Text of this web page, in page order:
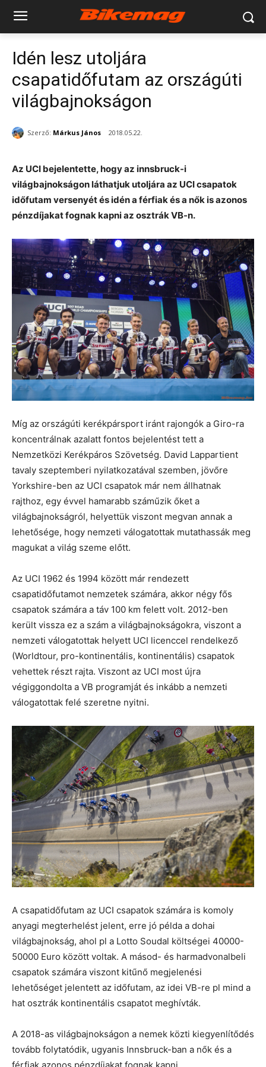
Idén lesz utoljára
csapatidőfutam az országúti
világbajnokságon
Szerző: Márkus János 2018.05.22.
Az UCI bejelentette, hogy az innsbruck-i
világbajnokságon láthatjuk utoljára az UCI csapatok
időfutam versenyét és idén a férfiak és a nők is azonos
pénzdíjakat fognak kapni az osztrák VB-n.
Míg az országúti kerékpársport iránt rajongók a Giro-ra
koncentrálnak azalatt fontos bejelentést tett a
Nemzetközi Kerékpáros Szövetség. David Lappartient
tavaly szeptemberi nyilatkozatával szemben, jövőre
Yorkshire-ben az UCI csapatok már nem állhatnak
rajthoz, egy évvel hamarabb száműzik őket a
világbajnokságról, helyettük viszont megvan annak a
lehetősége, hogy nemzeti válogatottak mutathassák meg
magukat a világ szeme előtt.
Az UCI 1962 és 1994 között már rendezett
csapatidőfutamot nemzetek számára, akkor négy fős
csapatok számára a táv 100 km felett volt. 2012-ben
került vissza ez a szám a világbajnokságokra, viszont a
nemzeti válogatottak helyett UCI licenccel rendelkező
(Worldtour, pro-kontinentális, kontinentális) csapatok
vehettek részt rajta. Viszont az UCI most újra
végiggondolta a VB programját és inkább a nemzeti
válogatottak felé szeretne nyitni.
A csapatidőfutam az UCI csapatok számára is komoly
anyagi megterhelést jelent, erre jó példa a dohai
világbajnokság, ahol pl a Lotto Soudal költségei 40000-
50000 Euro között voltak. A másod- és harmadvonalbeli
csapatok számára viszont kitűnő megjelenési
lehetőséget jelentett az időfutam, az idei VB-re pl mind a
hat osztrák kontinentális csapatot meghívták.
A 2018-as világbajnokságon a nemek közti kiegyenlítődés
tovább folytatódik, ugyanis Innsbruck-ban a nők és a